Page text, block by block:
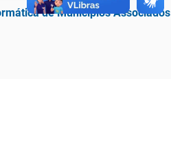
de Municípios Associados